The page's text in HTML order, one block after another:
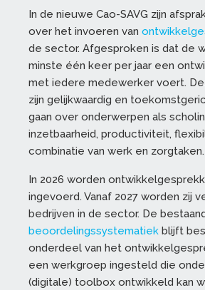
In de nieuwe Cao-SAVG zijn
over het invoeren van
de sector. Afgesproken is dat de
minste één keer per jaar een
met iedere medewerker voert.
zijn gelijkwaardig en
gaan over onderwerpen als
inzetbaarheid, productiviteit,
combinatie van werk en zorgtaken.
In 2026 worden
ingevoerd. Vanaf 2027 worden zij
bedrijven in de sector. De
beoordelingssystematiek blijft
onderdeel van het
een werkgroep ingesteld die
(digitale) toolbox ontwikkeld kan